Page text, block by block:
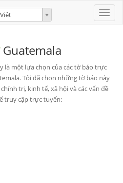
Toggle
Guatemala
là một lựa chọn của các tờ báo trực
Tôi đã chọn những tờ báo này
trị, kinh tế, xã hội và các vấn đề
truy cập trực tuyến: